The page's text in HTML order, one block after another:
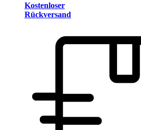
Kostenloser
Rückversand